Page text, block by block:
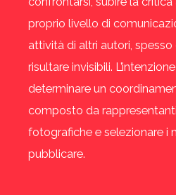
proprio livello di
attività di altri autori,
risultare invisibili.
determinare un
composto da
fotografiche e selezionare i
pubblicare.